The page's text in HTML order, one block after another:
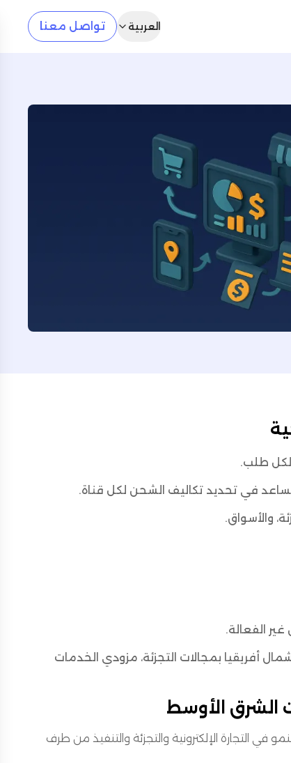
العربية تواصل معنا
والأسواق.
الفعالة.
أفريقيا بمجالات التجزئة، مزودي الخدمات
الشرق الأوسط
في التجارة الإلكترونية والتجزئة والتنفيذ من طرف